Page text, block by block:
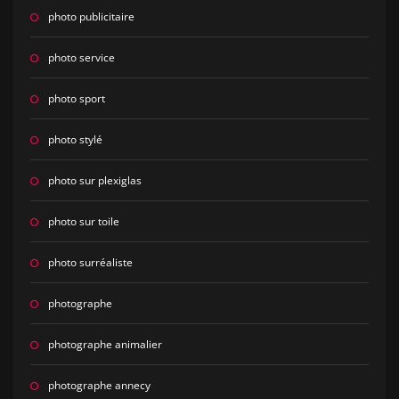
photo publicitaire
photo service
photo sport
photo stylé
photo sur plexiglas
photo sur toile
photo surréaliste
photographe
photographe animalier
photographe annecy